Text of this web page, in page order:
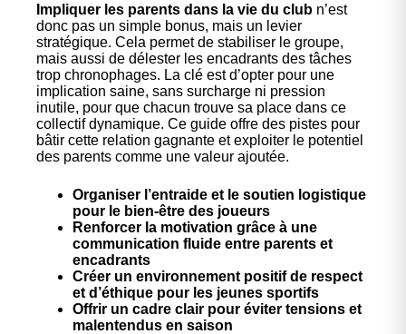
Impliquer les parents dans la vie du club n’est
donc pas un simple bonus, mais un levier
stratégique. Cela permet de stabiliser le groupe,
mais aussi de délester les encadrants des tâches
trop chronophages. La clé est d’opter pour une
implication saine, sans surcharge ni pression
inutile, pour que chacun trouve sa place dans ce
collectif dynamique. Ce guide offre des pistes pour
bâtir cette relation gagnante et exploiter le potentiel
des parents comme une valeur ajoutée.
Organiser l’entraide et le soutien logistique
pour le bien-être des joueurs
Renforcer la motivation grâce à une
communication fluide entre parents et
encadrants
Créer un environnement positif de respect
et d’éthique pour les jeunes sportifs
Offrir un cadre clair pour éviter tensions et
malentendus en saison